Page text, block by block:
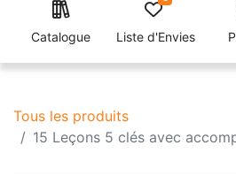
Catalogue Liste d'Envies
Tous les produits
15 Leçons 5 clés avec